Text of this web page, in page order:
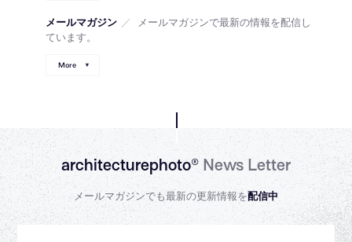
メールマガジン ／
メールマガジンで最新の情報を配信し
ています。
More
architecturephoto®News Letter
メールマガジンでも最新の更新情報を配信中